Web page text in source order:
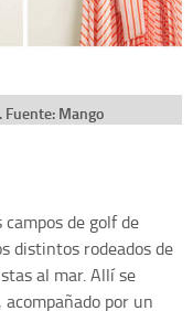
Mango
de golf de
distintos rodeados de
al mar. Allí se
, acompañado por un